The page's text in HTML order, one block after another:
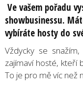
Ve vašem pořadu
showbusinessu.
vybíráte hosty do
Vždycky se
zajímaví hosté, kteří
To je pro mě víc než